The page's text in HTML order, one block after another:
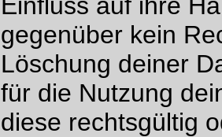
gegenüber kein
Löschung deiner
für die Nutzung
diese rechtsgültig